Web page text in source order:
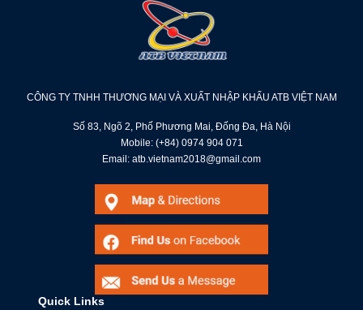
CÔNG TY TNHH THƯƠNG MẠI VÀ XUẤT NHẬP KHẨU ATB VIỆT NAM
Số 83, Ngõ 2, Phố Phương Mai, Đống Đa, Hà Nội
Mobile: (+84) 0974 904 071
Email: atb.vietnam2018@gmail.com
Quick Links